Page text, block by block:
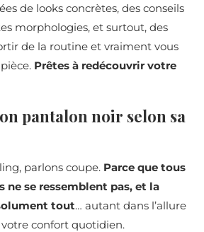
de looks concrètes, des conseils
morphologies, et surtout, des
de la routine et vraiment vous
Prêtes à redécouvrir votre
pantalon noir selon sa
parlons coupe. Parce que tous
ne se ressemblent pas, et la
tout… autant dans l’allure
confort quotidien.